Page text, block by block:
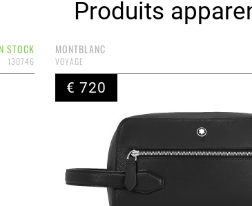
Produits
STOCK
130746
MONTBLANC
VOYAGE
€ 720